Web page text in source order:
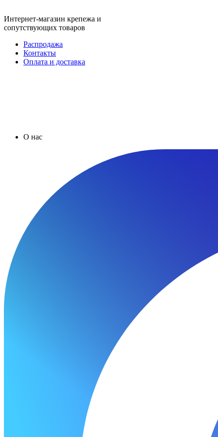
Интернет-магазин крепежа и
сопутствующих товаров
Распродажа
Контакты
Оплата и доставка
О нас